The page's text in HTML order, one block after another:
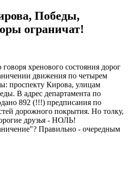
Победы,
ограничат!
хренового состояния дорог
движения по четырем
проспекту Кирова, улицам
В адрес департамента по
892 (!!!) предписания по
дорожного покрытия. Но толку,
друзья - НОЛЬ!
Правильно - очередным